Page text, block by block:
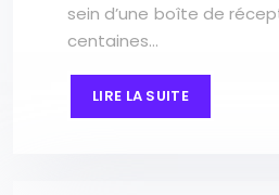
sein d’une boîte de
centaines…
LIRE LA SUITE